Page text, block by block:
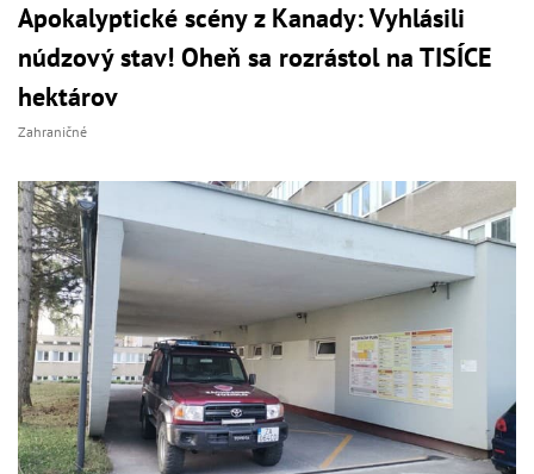
Apokalyptické scény z Kanady: Vyhlásili
núdzový stav! Oheň sa rozrástol na TISÍCE
hektárov
Zahraničné